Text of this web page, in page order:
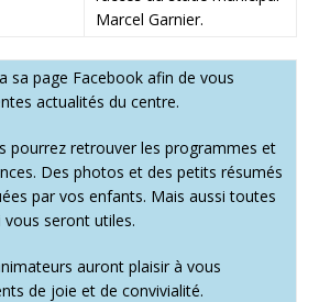
Marcel Garnier.
sa page Facebook afin de vous
actualités du centre.
pourrez retrouver les programmes et
Des photos et des petits résumés
par vos enfants. Mais aussi toutes
seront utiles.
auront plaisir à vous
de joie et de convivialité.